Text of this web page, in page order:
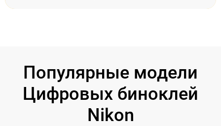
Популярные модели
Цифровых биноклей
Nikon